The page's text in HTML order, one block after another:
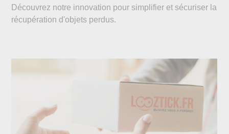
Découvrez notre innovation pour simplifier et sécuriser la
récupération d'objets perdus.